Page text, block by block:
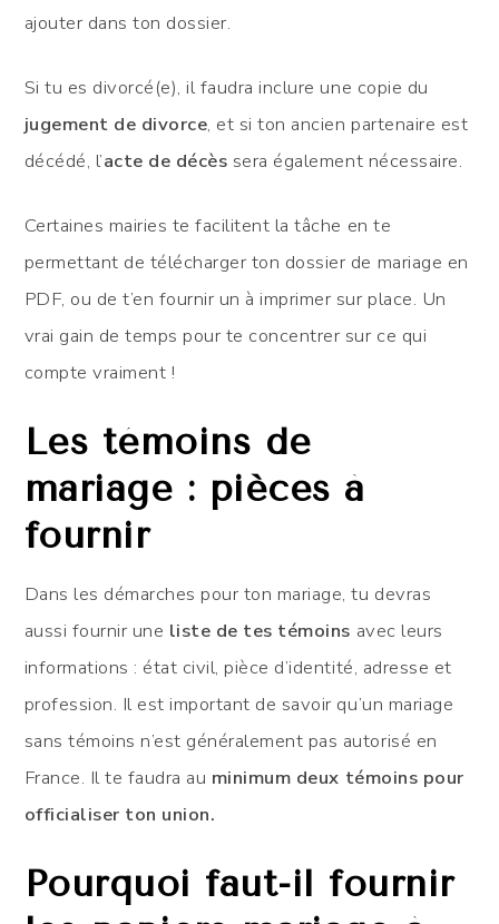
ajouter dans ton dossier.
Si tu es divorcé(e), il faudra inclure une copie du
jugement de divorce, et si ton ancien partenaire est
décédé, l’acte de décès sera également nécessaire.
Certaines mairies te facilitent la tâche en te
permettant de télécharger ton dossier de mariage en
PDF, ou de t’en fournir un à imprimer sur place. Un
vrai gain de temps pour te concentrer sur ce qui
compte vraiment !
Les témoins de
mariage : pièces à
fournir
Dans les démarches pour ton mariage, tu devras
aussi fournir une liste de tes témoins avec leurs
informations : état civil, pièce d’identité, adresse et
profession. Il est important de savoir qu’un mariage
sans témoins n’est généralement pas autorisé en
France. Il te faudra au minimum deux témoins pour
officialiser ton union.
Pourquoi faut-il fournir